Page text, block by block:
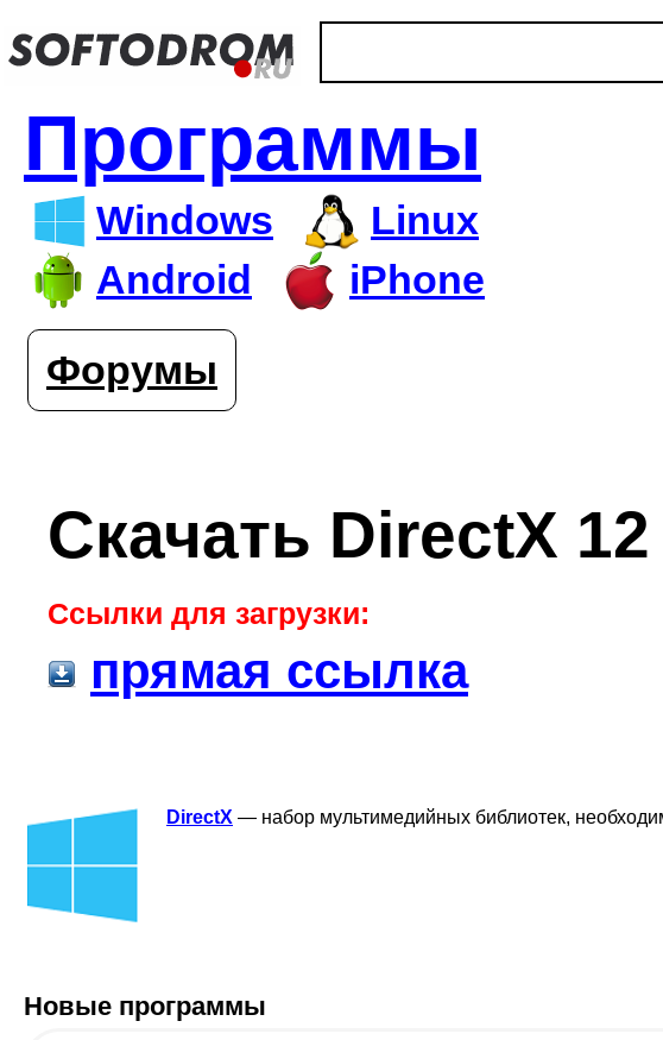
Программы
Windows
Linux
Android
iPhone
Форумы
Скачать DirectX 12
Ссылки для загрузки:
прямая ссылка
DirectX — набор мультимедийных библиотек,
Новые программы